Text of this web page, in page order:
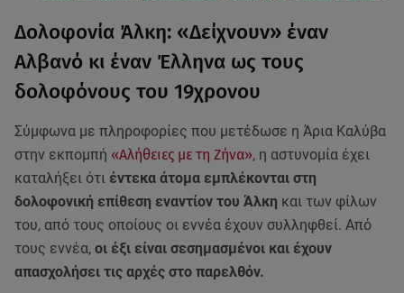
Δολοφονία Άλκη: «Δείχνουν» έναν
Αλβανό κι έναν Έλληνα ως τους
δολοφόνους του 19χρονου
Σύμφωνα με πληροφορίες που μετέδωσε η Άρια Καλύβα
στην εκπομπή «Αλήθειες με τη Ζήνα», η αστυνομία έχει
καταλήξει ότι έντεκα άτομα εμπλέκονται στη
δολοφονική επίθεση εναντίον του Άλκη και των φίλων
του, από τους οποίους οι εννέα έχουν συλληφθεί. Από
τους εννέα, οι έξι είναι σεσημασμένοι και έχουν
απασχολήσει τις αρχές στο παρελθόν.